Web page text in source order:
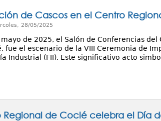
de Cascos en el Centro
28/05/2025
de 2025, el Salón de Conferencias
fue el escenario de la VIII Ceremonia de
Industrial (FII). Este significativo acto
Regional de Coclé celebra el Día